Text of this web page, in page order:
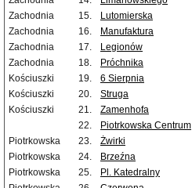
Zachodnia
15. Lutomierska
Zachodnia
16. Manufaktura
Zachodnia
17. Legionów
Zachodnia
18. Próchnika
Kościuszki
19. 6 Sierpnia
Kościuszki
20. Struga
Kościuszki
21. Zamenhofa
22.
Piotrkowska Centrum
Piotrkowska
23. Żwirki
Piotrkowska
24. Brzeźna
Piotrkowska
25. Pl. Katedralny